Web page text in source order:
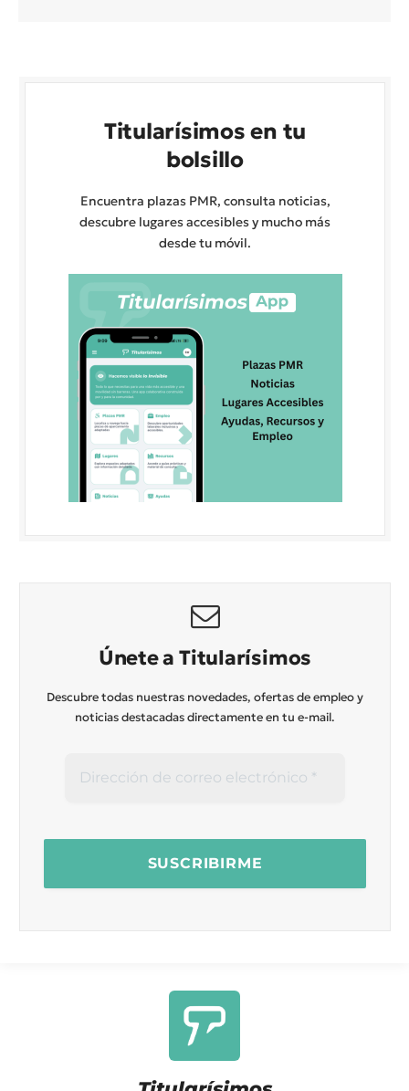
Titularísimos en tu
bolsillo
Encuentra plazas PMR, consulta noticias,
descubre lugares accesibles y mucho más
desde tu móvil.
Únete a Titularísimos
Descubre todas nuestras novedades, ofertas de empleo y
noticias destacadas directamente en tu e-mail.